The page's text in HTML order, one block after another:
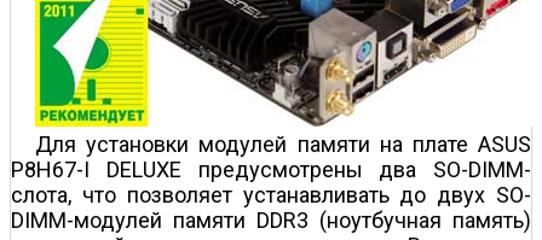
Для установки модулей памяти на плате ASUS
P8H67-I DELUXE преду­смотрены два SO-DIMM-
слота, что позволяет устанавливать до двух SO-
DIMM-модулей памяти DDR3 (ноутбучная память)